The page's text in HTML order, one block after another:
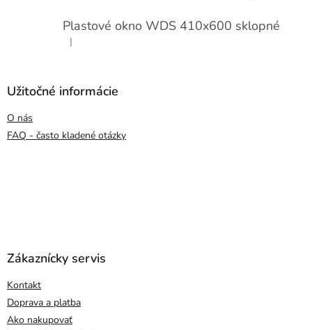
Plastové okno WDS 410x600 sklopné
Hodnotenie produktu je 5 z 5 hviezdičiek.
|
Užitočné informácie
O nás
FAQ - často kladené otázky
Zákaznícky servis
Kontakt
Doprava a platba
Ako nakupovať